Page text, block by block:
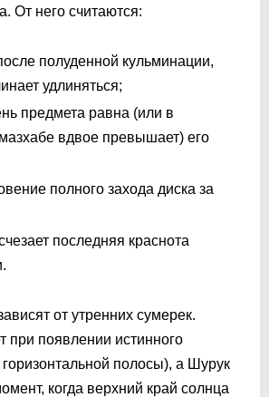
От него считаются:
полуденной кульминации,
удлиняться;
предмета равна (или в
вдвое превышает) его
полного захода диска за
последняя краснота
от утренних сумерек.
при появлении истинного
горизонтальной полосы), а Шурук
когда верхний край солнца